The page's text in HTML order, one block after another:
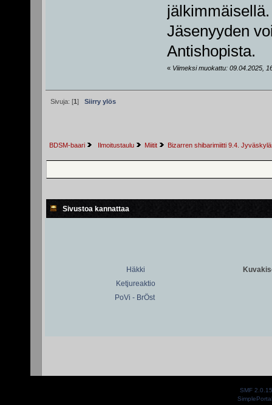
jälkimmäisellä.
Jäsenyyden
Antishopista.
« Viimeksi muokattu: 09.04.2025,
Sivuja: [1] Siirry ylös
BDSM-baari Ilmoitustaulu Miitit Bizarren shibarimiitti 9.4.
Sivustoa kannattaa
Häkki
Ketjureaktio
PoVi - BrÖst
SMF 2.0.15